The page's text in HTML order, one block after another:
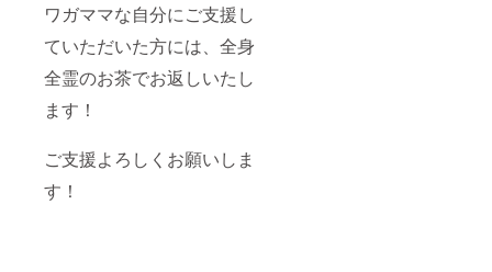
ワガママな自分にご支援し
ていただいた方には、全身
全霊のお茶でお返しいたし
ます！
ご支援よろしくお願いしま
す！